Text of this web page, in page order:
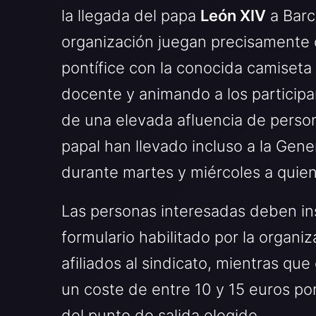
la llegada del papa León XIV a
organización juegan
pontífice con la conocida
docente y animando a los
de una elevada afluencia de
papal han llevado incluso a la
durante martes y miércoles a
Las personas interesadas deben
formulario habilitado por la
afiliados al sindicato, mientras
un coste de entre 10 y 15 euros